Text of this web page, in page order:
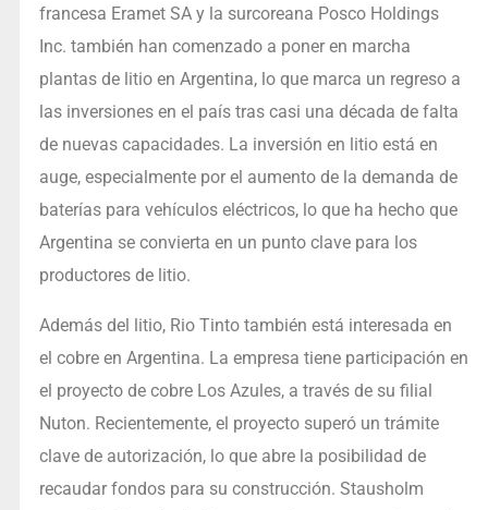
francesa Eramet SA y la surcoreana Posco Holdings
Inc. también han comenzado a poner en marcha
plantas de litio en Argentina, lo que marca un regreso a
las inversiones en el país tras casi una década de falta
de nuevas capacidades. La inversión en litio está en
auge, especialmente por el aumento de la demanda de
baterías para vehículos eléctricos, lo que ha hecho que
Argentina se convierta en un punto clave para los
productores de litio.
Además del litio, Rio Tinto también está interesada en
el cobre en Argentina. La empresa tiene participación en
el proyecto de cobre Los Azules, a través de su filial
Nuton. Recientemente, el proyecto superó un trámite
clave de autorización, lo que abre la posibilidad de
recaudar fondos para su construcción. Stausholm